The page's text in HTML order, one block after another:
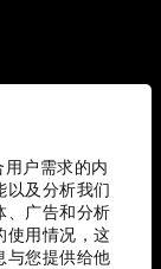
户需求的内
以及分析我们
、广告和分析
使用情况，这
与您提供给他